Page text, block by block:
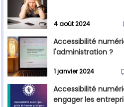
4 août 2024
Accessibilité
l'administration ?
1 janvier 2024
Accessibilité
engager les